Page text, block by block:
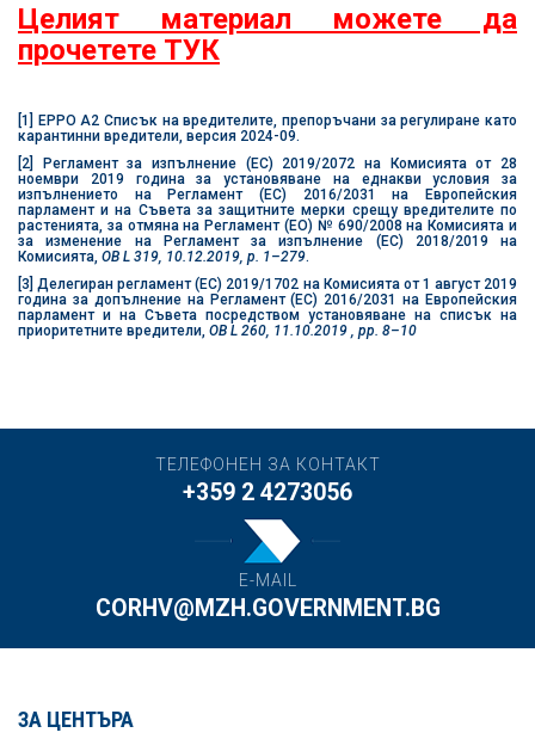
Целият материал можете да
прочетете ТУК
[1] EPPO A2 Списък на вредителите, препоръчани за регулиране като
карантинни вредители, версия 2024-09.
[2]
Регламент за изпълнение (ЕС) 2019/2072 на Комисията от 28
ноември 2019 година за установяване на еднакви условия за
изпълнението на Регламент (ЕС) 2016/2031 на Европейския
парламент и на Съвета за защитните мерки срещу вредителите по
растенията, за отмяна на Регламент (ЕО) № 690/2008 на Комисията и
за изменение на Регламент за изпълнение (ЕС) 2018/2019 на
Комисията, OВ L 319, 10.12.2019, p. 1–279.
[3] Делегиран регламент (ЕС) 2019/1702 на Комисията от 1 август 2019
година за допълнение на Регламент (ЕС) 2016/2031 на Европейския
парламент и на Съвета посредством установяване на списък на
приоритетните вредители, OB L 260, 11.10.2019 , pp. 8–10
ТЕЛЕФОНЕН ЗА КОНТАКТ
+359 2 4273056
E-MAIL
CORHV@MZH.GOVERNMENT.BG
ЗА ЦЕНТЪРА